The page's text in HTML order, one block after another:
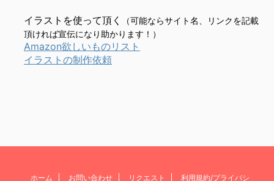
イラストを使って頂く
（可能ならサイト名、リンクを記載
頂ければ宣伝になり助かります！）
Amazon欲しいものリスト
イラストの制作依頼
ホーム お問い合わせ リクエスト 利用規約/プライバシ